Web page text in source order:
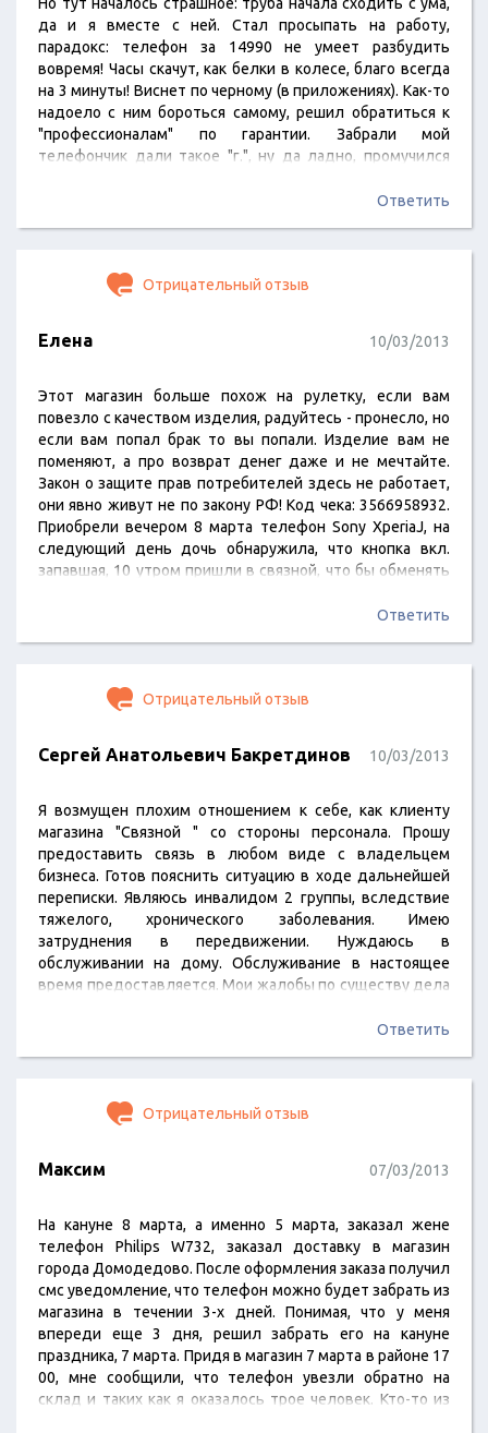
да и я вместе с ней. Стал просыпать на работу,
парадокс: телефон за 14990 не умеет разбудить
вовремя! Часы скачут, как белки в колесе, благо всегда
на 3 минуты! Виснет по черному (в приложениях). Как-то
надоело с ним бороться самому, решил обратиться к
"профессионалам" по гарантии. Забрали мой
телефончик дали такое "г.", ну да ладно, промучился
дня та же песня! Забрали обратно. Все тоже. В третий
Ответить
Отрицательный отзыв
Елена 10/03/2013
Этот магазин больше похож на рулетку, если вам
повезло с качеством изделия, радуйтесь - пронесло, но
если вам попал брак то вы попали. Изделие вам не
поменяют, а про возврат денег даже и не мечтайте.
Закон о защите прав потребителей здесь не работает,
они явно живут не по закону РФ! Код чека: 3566958932.
Приобрели вечером 8 марта телефон Sony XperiaJ, на
следующий день дочь обнаружила, что кнопка вкл.
запавшая, 10 утром пришли в связной, что бы обменять
Сотрудники видя явный дефект, говорили ну она же
Ответить
Отрицательный отзыв
Сергей Анатольевич Бакретдинов 10/03/2013
Я возмущен плохим отношением к себе, как клиенту
магазина "Связной " со стороны персонала. Прошу
предоставить связь в любом виде с владельцем
бизнеса. Готов пояснить ситуацию в ходе дальнейшей
переписки. Являюсь инвалидом 2 группы, вследствие
тяжелого, хронического заболевания. Имею
затруднения в передвижении. Нуждаюсь в
обслуживании на дому. Обслуживание в настоящее
время предоставляется. Мои жалобы по существу дела
телефон выведен из строя двумя сотрудниками
мною приобретенным в магазине "Связной" телефону.
Ответить
Отрицательный отзыв
Максим 07/03/2013
На кануне 8 марта, а именно 5 марта, заказал жене
телефон Philips W732, заказал доставку в магазин
города Домодедово. После оформления заказа получил
смс уведомление, что телефон можно будет забрать из
магазина в течении 3-х дней. Понимая, что у меня
впереди еще 3 дня, решил забрать его на кануне
праздника, 7 марта. Придя в магазин 7 марта в районе 17
00, мне сообщили, что телефон увезли обратно на
склад и таких как я оказалось трое человек. Кто-то из